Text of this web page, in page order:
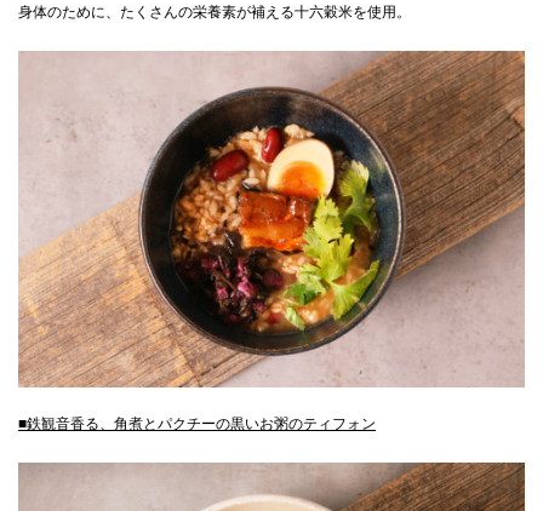
身体のために、たくさんの栄養素が補える十六穀米を使用。
■鉄観音香る、角煮とパクチーの黒いお粥のティフォン